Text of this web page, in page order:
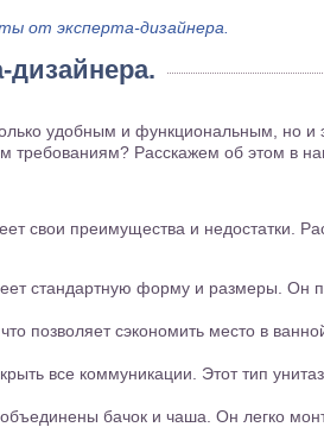
от эксперта-дизайнера.
дизайнера.
удобным и функциональным, но и
требованиям? Расскажем об этом в
свои преимущества и недостатки.
стандартную форму и размеры. Он
позволяет сэкономить место в
все коммуникации. Этот тип
объединены бачок и чаша. Он легко